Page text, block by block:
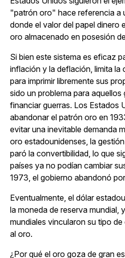
"patrón oro" hace referencia a
donde el valor del papel dinero
oro almacenado en posesión
Si bien este sistema es eficaz
inflación y la deflación, limita la
para imprimir libremente sus
sido un problema para
financiar guerras. Los Estados
abandonar el patrón oro en
evitar una inevitable demanda
oro estadounidenses, la
paró la convertibilidad, lo que
países ya no podían cambiar
1973, el gobierno abandonó
Eventualmente, el dólar
la moneda de reserva mundial,
mundiales vincularon su tipo
al oro.
¿Por qué el oro goza de gran